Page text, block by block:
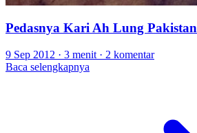
Pedasnya Kari Ah Lung
9 Sep 2012 · 3 menit · 2 komentar
Baca selengkapnya